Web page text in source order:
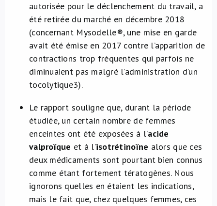
autorisée pour le déclenchement du travail, a
été retirée du marché en décembre 2018
(concernant Mysodelle®, une mise en garde
avait été émise en 2017 contre l’apparition de
contractions trop fréquentes qui parfois ne
diminuaient pas malgré l’administration d’un
tocolytique3).
Le rapport souligne que, durant la période
étudiée, un certain nombre de femmes
enceintes ont été exposées à l’acide
valproïque et à l’isotrétinoïne alors que ces
deux médicaments sont pourtant bien connus
comme étant fortement tératogènes. Nous
ignorons quelles en étaient les indications,
mais le fait que, chez quelques femmes, ces